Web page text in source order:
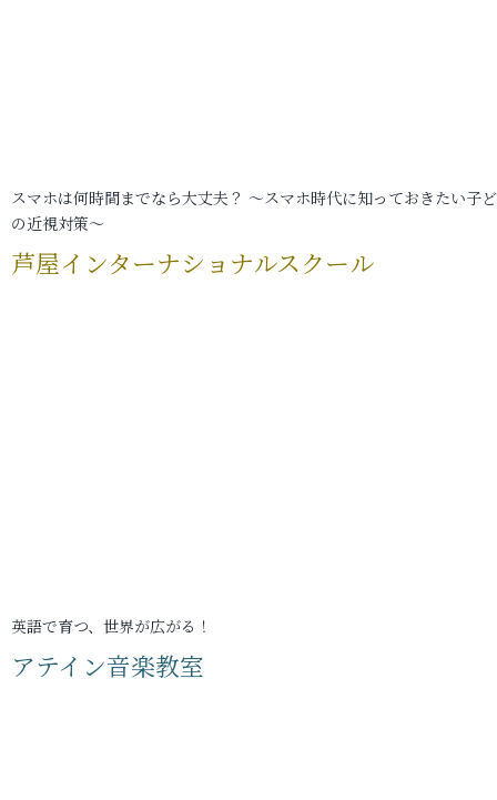
スマホは何時間までなら大丈夫？ ～スマホ時代に知っておきたい子
の近視対策～
芦屋インターナショナルスクール
英語で育つ、世界が広がる！
アテイン音楽教室